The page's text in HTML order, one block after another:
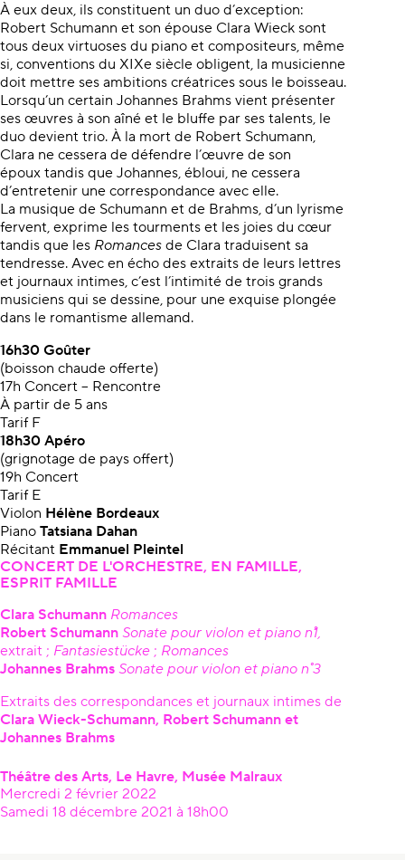
À eux deux, ils constituent un duo d’exception:
Robert Schumann et son épouse Clara Wieck sont
tous deux virtuoses du piano et compositeurs, même
si, conventions du XIXe siècle obligent, la musicienne
doit mettre ses ambitions créatrices sous le boisseau.
Lorsqu’un certain Johannes Brahms vient présenter
ses œuvres à son aîné et le bluffe par ses talents, le
duo devient trio. À la mort de Robert Schumann,
Clara ne cessera de défendre l’œuvre de son
époux tandis que Johannes, ébloui, ne cessera
d’entretenir une correspondance avec elle.
La musique de Schumann et de Brahms, d’un lyrisme
fervent, exprime les tourments et les joies du cœur
tandis que les Romances de Clara traduisent sa
tendresse. Avec en écho des extraits de leurs lettres
et journaux intimes, c’est l’intimité de trois grands
musiciens qui se dessine, pour une exquise plongée
dans le romantisme allemand.
16h30 Goûter
(boisson chaude offerte)
17h Concert – Rencontre
À partir de 5 ans
Tarif F
18h30 Apéro
(grignotage de pays offert)
19h Concert
Tarif E
Violon Hélène Bordeaux
Piano Tatsiana Dahan
Récitant Emmanuel Pleintel
CONCERT DE L'ORCHESTRE, EN FAMILLE,
ESPRIT FAMILLE
Clara Schumann Romances
Robert Schumann Sonate pour violon et piano n˚1,
extrait ; Fantasiestücke ; Romances
Johannes Brahms Sonate pour violon et piano n˚ 3
Extraits des correspondances et journaux intimes de
Clara Wieck-Schumann, Robert Schumann et
Johannes Brahms
Théâtre des Arts, Le Havre, Musée Malraux
Mercredi 2 février 2022
Samedi 18 décembre 2021 à 18h00